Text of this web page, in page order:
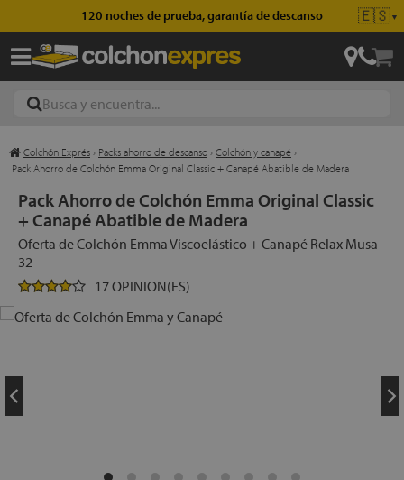
120 noches de prueba, garantía de descanso 🇪🇸▼
Colchón Exprés › Packs ahorro de descanso › Colchón y canapé ›
Pack Ahorro de Colchón Emma Original Classic + Canapé Abatible de Madera
Pack Ahorro de Colchón Emma Original Classic
+ Canapé Abatible de Madera
Oferta de Colchón Emma Viscoelástico + Canapé Relax Musa
32
17 OPINION(ES)